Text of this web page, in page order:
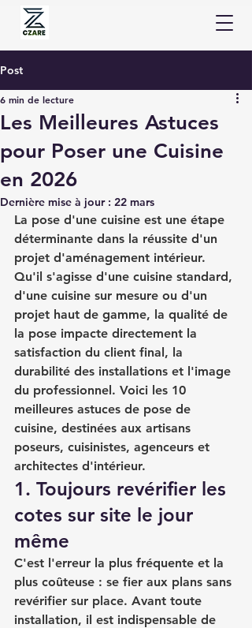
Post
Les Meilleures Astuces
pour Poser une Cuisine
en 2026
6 min de lecture
Dernière mise à jour : 22 mars
La pose d'une cuisine est une étape
déterminante dans la réussite d'un
projet d'aménagement intérieur.
Qu'il s'agisse d'une cuisine standard,
d'une cuisine sur mesure ou d'un
projet haut de gamme, la qualité de
la pose impacte directement la
satisfaction du client final, la
durabilité des installations et l'image
du professionnel. Voici les 10
meilleures astuces de pose de
cuisine, destinées aux artisans
poseurs, cuisinistes, agenceurs et
architectes d'intérieur.
1. Toujours revérifier les
cotes sur site le jour
même
C'est l'erreur la plus fréquente et la
plus coûteuse : se fier aux plans sans
revérifier sur place. Avant toute
installation, il est indispensable de